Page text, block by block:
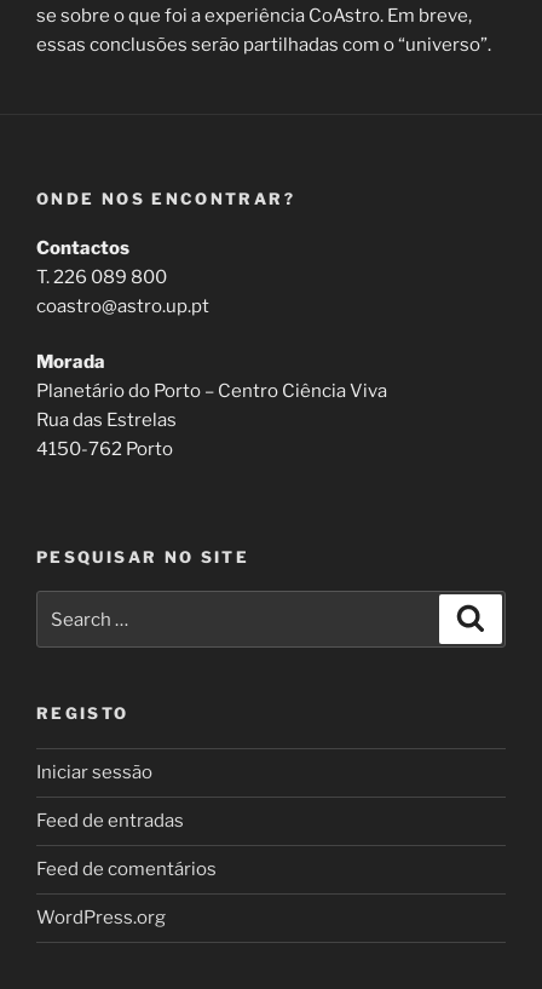
se sobre o que foi a experiência CoAstro. Em breve,
essas conclusões serão partilhadas com o “universo”.
ONDE NOS ENCONTRAR?
Contactos
T. 226 089 800
coastro@astro.up.pt
Morada
Planetário do Porto – Centro Ciência Viva
Rua das Estrelas
4150-762 Porto
PESQUISAR NO SITE
REGISTO
Iniciar sessão
Feed de entradas
Feed de comentários
WordPress.org